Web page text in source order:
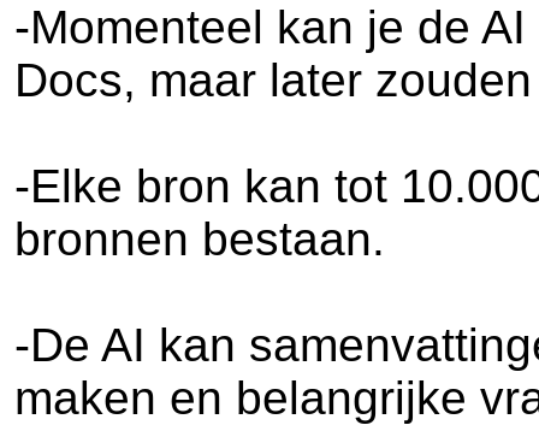
-Momenteel kan je de
Docs, maar later
-Elke bron kan tot
bronnen bestaan.
-De AI kan
maken en belangrijke